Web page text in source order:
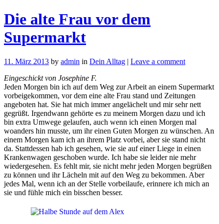
Die alte Frau vor dem
Supermarkt
11. März 2013 by admin in Dein Alltag | Leave a comment
Eingeschickt von Josephine F.
Jeden Morgen bin ich auf dem Weg zur Arbeit an einem Supermarkt
vorbeigekommen, vor dem eine alte Frau stand und Zeitungen
angeboten hat. Sie hat mich immer angelächelt und mir sehr nett
gegrüßt. Irgendwann gehörte es zu meinem Morgen dazu und ich
bin extra Umwege gelaufen, auch wenn ich einen Morgen mal
woanders hin musste, um ihr einen Guten Morgen zu wünschen. An
einem Morgen kam ich an ihrem Platz vorbei, aber sie stand nicht
da. Stattdessen hab ich gesehen, wie sie auf einer Liege in einen
Krankenwagen geschoben wurde. Ich habe sie leider nie mehr
wiedergesehen. Es fehlt mir, sie nicht mehr jeden Morgen begrüßen
zu können und ihr Lächeln mit auf den Weg zu bekommen. Aber
jedes Mal, wenn ich an der Stelle vorbeilaufe, erinnere ich mich an
sie und fühle mich ein bisschen besser.